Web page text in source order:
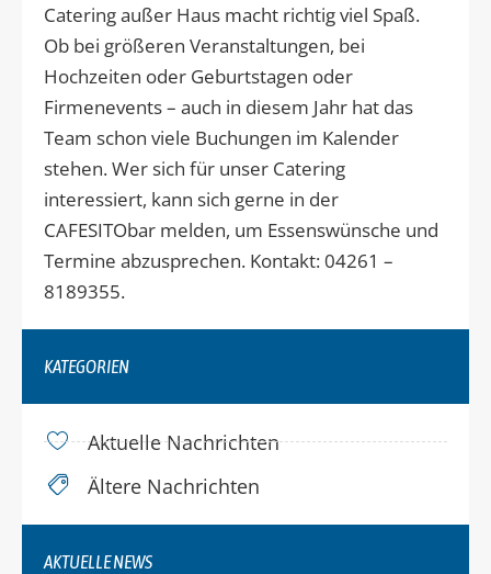
Catering außer Haus macht richtig viel Spaß.
Ob bei größeren Veranstaltungen, bei
Hochzeiten oder Geburtstagen oder
Firmenevents – auch in diesem Jahr hat das
Team schon viele Buchungen im Kalender
stehen. Wer sich für unser Catering
interessiert, kann sich gerne in der
CAFESITObar melden, um Essenswünsche und
Termine abzusprechen. Kontakt: 04261 –
8189355.
KATEGORIEN
Aktuelle Nachrichten
Ältere Nachrichten
AKTUELLE NEWS